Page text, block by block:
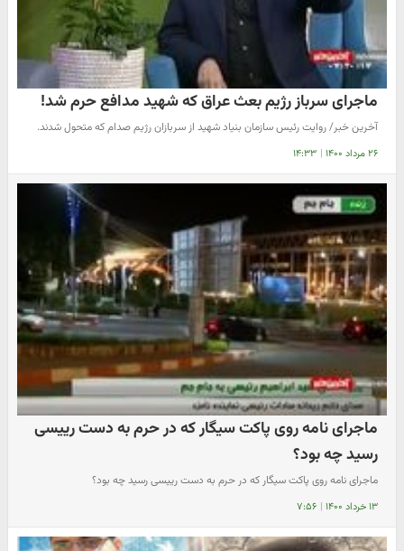
ماجرای سرباز رژیم بعث عراق که شهید مدافع حرم شد!
آخرین خبر/ روایت رئیس سازمان بنیاد شهید از سربازان رژیم صدام که متحول شدند.
۲۶ مرداد ۱۴۰۰ | ۱۴:۳۳
ماجرای نامه روی پاکت سیگار که در حرم به دست رییسی
رسید چه بود؟
ماجرای نامه روی پاکت سیگار که در حرم به دست رییسی رسید چه بود؟
۱۳ خرداد ۱۴۰۰ | ۷:۵۶